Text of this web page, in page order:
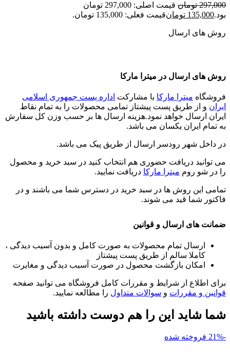
297,000 تومان
قیمت اصلی: 297,000 تومان
بود.135,000 تومانقیمت فعلی: 135,000 تومان.
روش های ارسال
روش های ارسال در میترا مارکا
فروشگاه میترا مارکا با مشارکت اداره پست جمهوری اسلامی
ایران و از طریق پست پیشتاز تمامی محصولات را به تمام نقاط
ایران ارسال خواهد نمود.هزینه ارسال ها بر حسب وزن کل سفارش
به تمام ایران یکسان می باشد.
در داخل شهر رودسر ارسال از طریق پیک می باشد.
می توانید دریافت حضوری هم انتخاب کنید در سبد خرید و محصول
را در شو روم میترا مارکا دریافت نمایید.
تمامی این روش ها در سبد خرید در دسترس شما می باشند و در
فاکتور شما قید می شوند.
ضمانت های ارسال و قوانین
ارسال تمام محصولات به صورت کامل و بدون آسیب دیدگی ،
کاملا سالم از طریق پست پیشتاز
امکان بازگشت محصول در صورت آسیب دیدگی و مغایرت
برای اطلاع از شرایط و مقررات کامل فروشگاه می توانید صفحه
قوانین و مقررات و سوالات متداول را مطالعه نمایید.
شما شاید این را هم دوست داشته باشید
-21% فروخته شده